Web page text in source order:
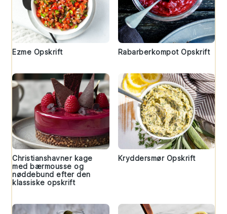
Ezme Opskrift Rabarberkompot Opskrift
Christianshavner kage
med bærmousse og
nøddebund efter den
klassiske opskrift
Kryddersmør Opskrift